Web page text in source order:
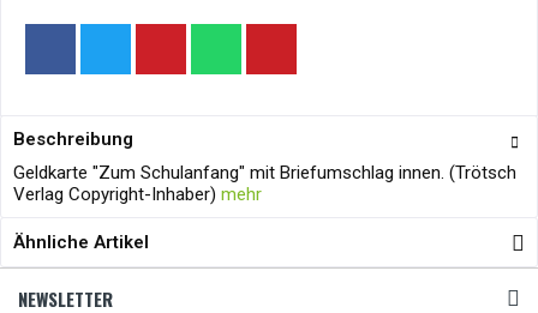
Beschreibung
Geldkarte "Zum Schulanfang" mit Briefumschlag innen. (Trötsch
Verlag Copyright-Inhaber) mehr
Ähnliche Artikel
NEWSLETTER